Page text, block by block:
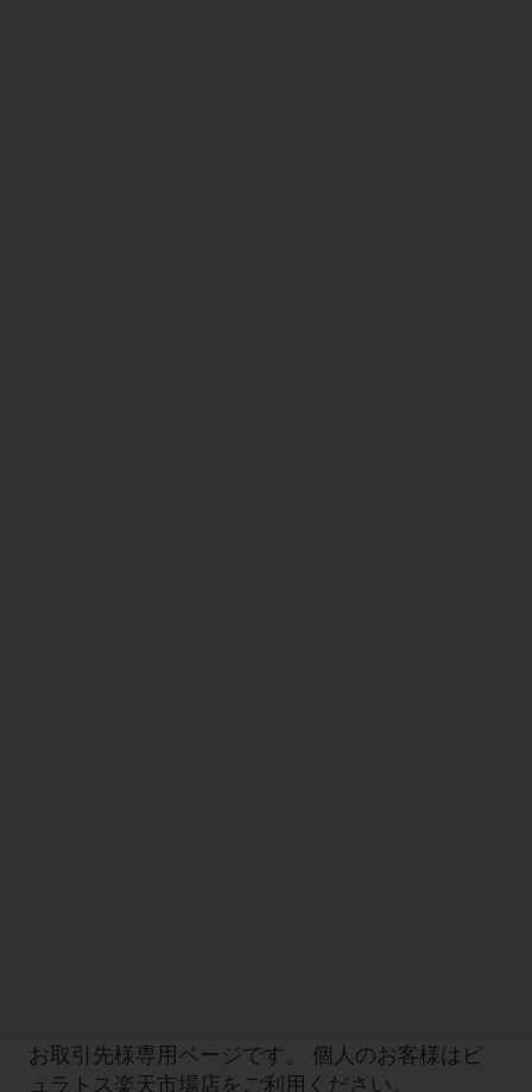
お取引先様専用ページです。 個人のお客様はピ
ュラトス楽天市場店をご利用ください。